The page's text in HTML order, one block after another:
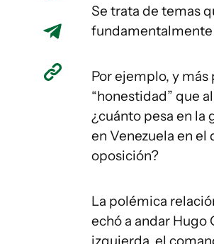
Se trata de temas
fundamentalmente
Por ejemplo, y
“honestidad” que
¿cuánto pesa en la
en Venezuela en
oposición?
La polémica
echó a andar Hugo